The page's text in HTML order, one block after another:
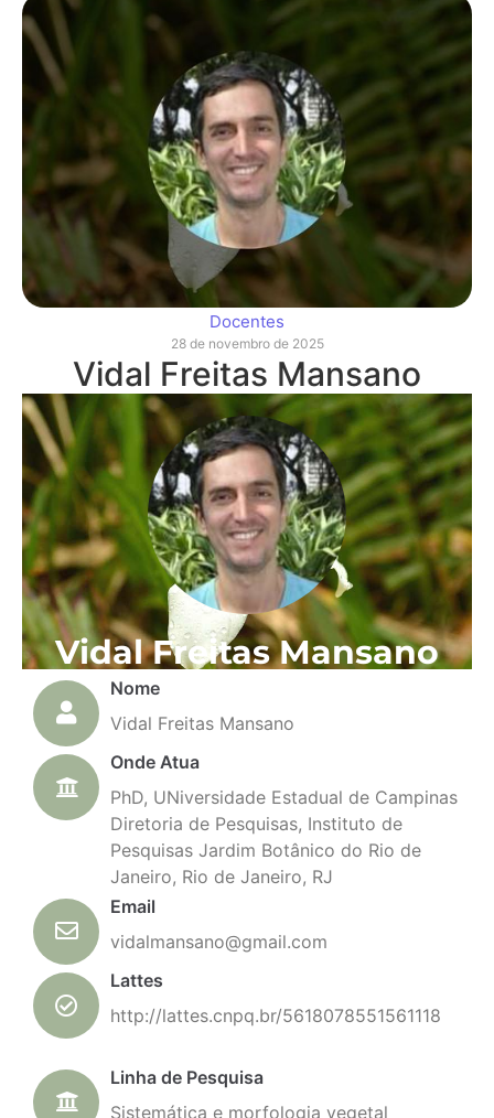
Docentes
28 de novembro de 2025
Vidal Freitas Mansano
Vidal Freitas Mansano
Nome
Vidal Freitas Mansano
Onde Atua
PhD, UNiversidade Estadual de Campinas
Diretoria de Pesquisas, Instituto de
Pesquisas Jardim Botânico do Rio de
Janeiro, Rio de Janeiro, RJ
Email
vidalmansano@gmail.com
Lattes
http://lattes.cnpq.br/5618078551561118
Linha de Pesquisa
Sistemática e morfologia vegetal